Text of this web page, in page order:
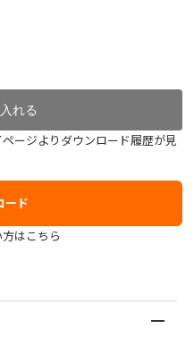
ジよりダウンロード履歴が見
ード
はこちら